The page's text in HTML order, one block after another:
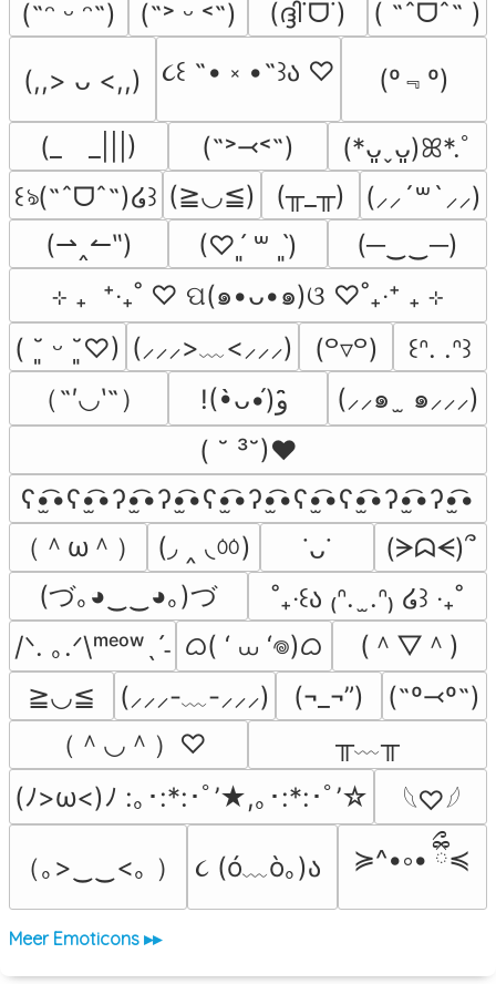
(˶ᵔ ᵕ ᵔ˶) (˶˃ ᵕ ˂˶) (ദ്ദി˙ᗜ˙) ( ˶ˆᗜˆ˵ )
(,,> ᴗ <,,) ૮꒰ ˶• ༝ •˶꒱ა ♡ (º﹃º)
(_　_|||) (˶˃⤙˂˶)
(*ᴗ͈ˬᴗ͈)ꕤ*.ﾟ
꒰ঌ(˶ˆᗜˆ˵)໒꒱ (≧◡≦) (╥_╥)
(⸝⸝´꒳`⸝⸝)
(⇀‸↼‶)
(♡ˊ͈ ꒳ ˋ͈)
(─‿‿─)
⊹ ₊  ⁺‧₊˚ ♡ ପ(๑•ᴗ•๑)ଓ ♡˚₊‧⁺ ₊ ⊹
( ˘͈ ᵕ ˘͈♡) (⸝⸝⸝>﹏<⸝⸝⸝) (꒪▿꒪)
꒰ᐢ. .ᐢ꒱
（˶′◡‵˶）
(⸝⸝๑  ̫ ๑⸝⸝⸝)
( ˘ ³˘)♥
ʕ•̫͡•ʕ•̫͡•ʔ•̫͡•ʔ•̫͡•ʕ•̫͡•ʔ•̫͡•ʕ•̫͡•ʕ•̫͡•ʔ•̫͡•ʔ•̫͡•
（＾ω＾）
(◞ ‸ ◟ㆀ) ˙ᴗ˙
(ᗒᗣᗕ)՞
(づ｡◕‿‿◕｡)づ
˚₊‧꒰ა ₍ᐢ.  ̫.ᐢ₎ ໒꒱ ‧₊˚
/ᐠ. ｡.ᐟ\ᵐᵉᵒʷˎˊ˗ ᜊ( ‘ ⩊ ‘𖦹)ᜊ
(＾▽＾)
≧◡≦
(⸝⸝⸝-﹏-⸝⸝⸝) (¬_¬”)
(˶º⤙º˶)
（＾◡＾）♡
╥﹏╥
(ﾉ>ω<)ﾉ :｡･:*:･ﾟ’★,｡･:*:･ﾟ’☆
𓆩♡𓆪
（｡>‿‿<｡ ） ૮ (ó﹏ò｡)ა ≽^•༚• ྀིྀ≼
Meer Emoticons ▸▸